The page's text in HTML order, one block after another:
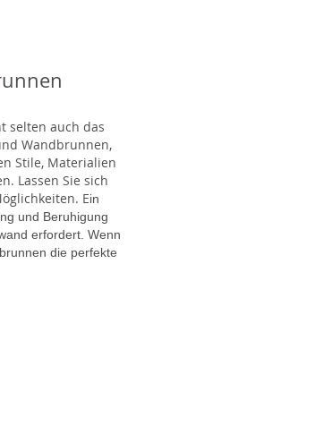
selten auch das
Wandbrunnen,
Stile, Materialien
Lassen Sie sich
Ein
und Beruhigung
erfordert. Wenn
die perfekte